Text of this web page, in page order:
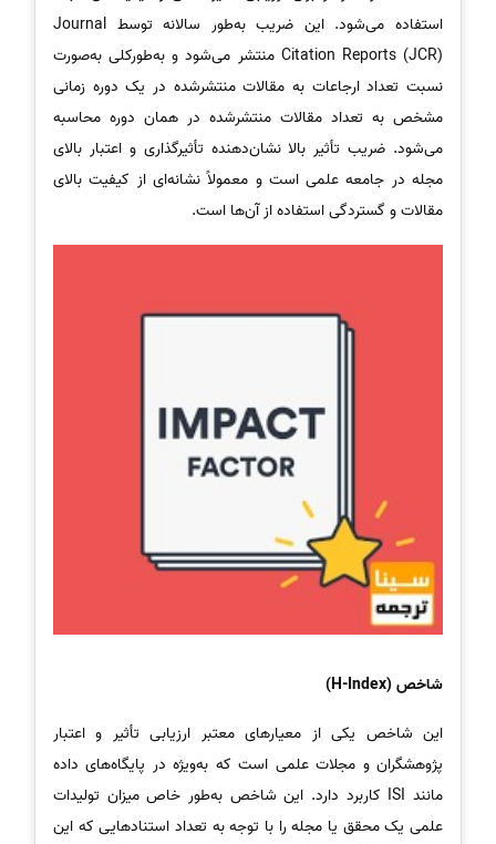
استفاده می‌شود. این ضریب به‌طور سالانه توسط Journal
Citation Reports (JCR) منتشر می‌شود و به‌طورکلی به‌صورت
نسبت تعداد ارجاعات به مقالات منتشرشده در یک دوره زمانی
مشخص به تعداد مقالات منتشرشده در همان دوره محاسبه
می‌شود. ضریب تأثیر بالا نشان‌دهنده تأثیرگذاری و اعتبار بالای
مجله در جامعه علمی است و معمولاً نشانه‌ای از کیفیت بالای
مقالات و گستردگی استفاده از آن‌ها است.
شاخص (H-Index)
این شاخص یکی از معیارهای معتبر ارزیابی تأثیر و اعتبار
پژوهشگران و مجلات علمی است که به‌ویژه در پایگاه‌های داده
مانند ISI کاربرد دارد. این شاخص به‌طور خاص میزان تولیدات
علمی یک محقق یا مجله را با توجه به تعداد استنادهایی که این